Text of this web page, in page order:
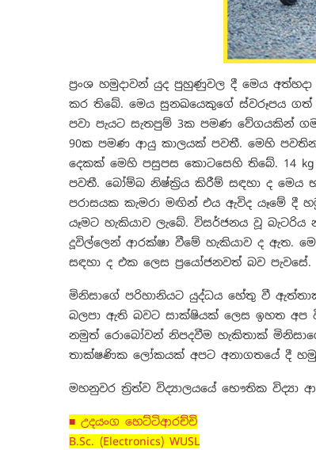
ප්‍රංශ හමුදාවන් යුද පුහුණුවල දී මෙය
කර තිබේ. මෙය සුනඛයෙකුගේ ස්වරූපය
පවා පැයට සැතපුම් 3ක පමණ වේගයකින්
90ක පමණ ආයු කාලයක් පවතී. මෙහි
දෙකක් මෙහි පසුපස කොටසෙහි තිබේ. 14
පවතී. බෝම්බ නිෂ්ක්‍රිය කිරීම් සඳහා ද මෙය
පරාසයක කැමරා මඟින් එය ඇවිද යෑමේ දී
යෑමට හැකියාව ලැබේ. විසර්ජනය වූ
දූවිල්ලෙන් ආරක්ෂා වීමේ හැකියාව ද
සඳහා ද එක ලෙස ප්‍රයෝජනවත් බව පැවසේ.
මිනිසාගේ පරිහානියට යුද්ධය හේතු වී
බලපා ඇති බවට සාක්ෂියක් ලෙස ඉහත අප
නමුත් රොබෝවන් නිපදවීම හැකිතාක්
තාක්ෂණික ලෝකයක් අපට අනාගතයේ දී
මහනුවර ත්‍රිත්ව විද්‍යාලයයේ භෞතික විද්‍යා
■ උදයංග හෙට්ටිආරච්චි
B.Sc. (Electronics) WUSL